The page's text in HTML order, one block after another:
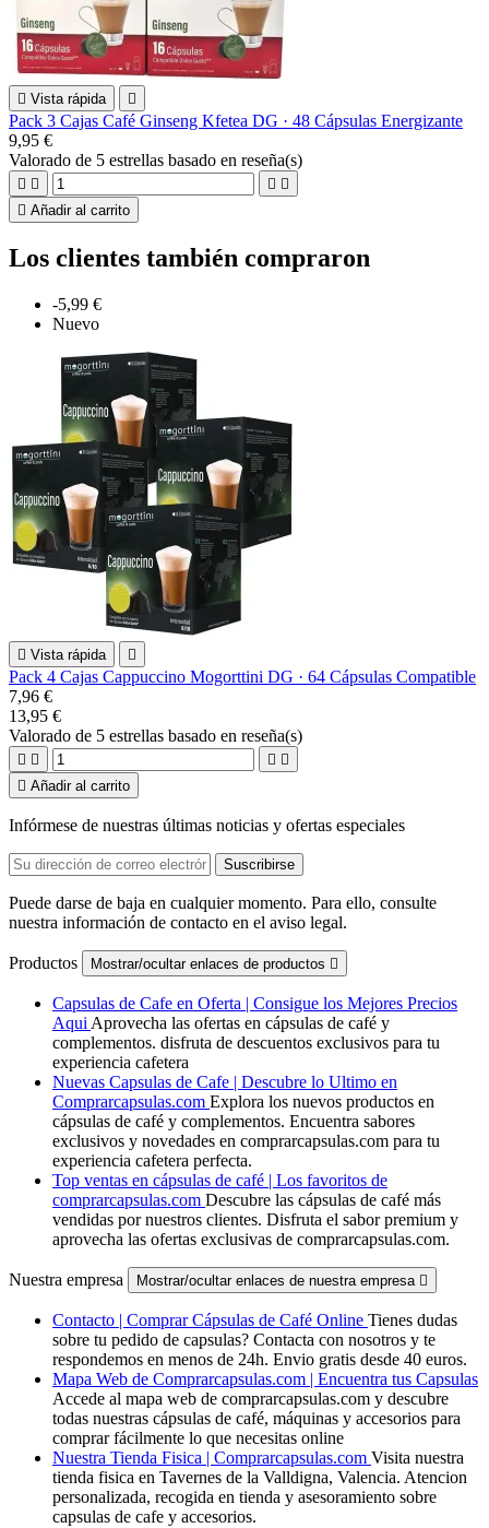
 Vista rápida 
Pack 3 Cajas Café Ginseng Kfetea DG · 48 Cápsulas Energizante
9,95 €
Valorado de 5 estrellas basado en reseña(s)
   
 Añadir al carrito
Los clientes también compraron
-5,99 €
Nuevo
 Vista rápida 
Pack 4 Cajas Cappuccino Mogorttini DG · 64 Cápsulas Compatible
7,96 €
13,95 €
Valorado de 5 estrellas basado en reseña(s)
   
 Añadir al carrito
Infórmese de nuestras últimas noticias y ofertas especiales
Puede darse de baja en cualquier momento. Para ello, consulte
nuestra información de contacto en el aviso legal.
Productos Mostrar/ocultar enlaces de productos 
Capsulas de Cafe en Oferta | Consigue los Mejores Precios
Aqui Aprovecha las ofertas en cápsulas de café y
complementos. disfruta de descuentos exclusivos para tu
experiencia cafetera
Nuevas Capsulas de Cafe | Descubre lo Ultimo en
Comprarcapsulas.com Explora los nuevos productos en
cápsulas de café y complementos. Encuentra sabores
exclusivos y novedades en comprarcapsulas.com para tu
experiencia cafetera perfecta.
Top ventas en cápsulas de café | Los favoritos de
comprarcapsulas.com Descubre las cápsulas de café más
vendidas por nuestros clientes. Disfruta el sabor premium y
aprovecha las ofertas exclusivas de comprarcapsulas.com.
Nuestra empresa Mostrar/ocultar enlaces de nuestra empresa 
Contacto | Comprar Cápsulas de Café Online Tienes dudas
sobre tu pedido de capsulas? Contacta con nosotros y te
respondemos en menos de 24h. Envio gratis desde 40 euros.
Mapa Web de Comprarcapsulas.com | Encuentra tus Capsulas
Accede al mapa web de comprarcapsulas.com y descubre
todas nuestras cápsulas de café, máquinas y accesorios para
comprar fácilmente lo que necesitas online
Nuestra Tienda Fisica | Comprarcapsulas.com Visita nuestra
tienda fisica en Tavernes de la Valldigna, Valencia. Atencion
personalizada, recogida en tienda y asesoramiento sobre
capsulas de cafe y accesorios.